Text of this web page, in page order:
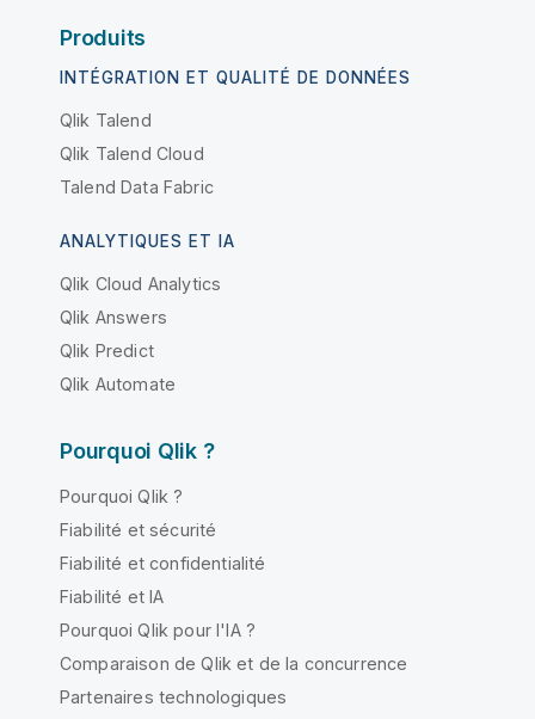
Produits
INTÉGRATION ET QUALITÉ DE DONNÉES
Qlik Talend
Qlik Talend Cloud
Talend Data Fabric
ANALYTIQUES ET IA
Qlik Cloud Analytics
Qlik Answers
Qlik Predict
Qlik Automate
Pourquoi Qlik ?
Pourquoi Qlik ?
Fiabilité et sécurité
Fiabilité et confidentialité
Fiabilité et IA
Pourquoi Qlik pour l'IA ?
Comparaison de Qlik et de la concurrence
Partenaires technologiques